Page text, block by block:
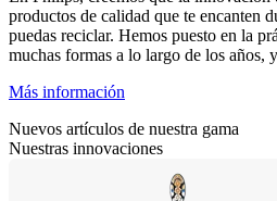
productos de calidad que te encanten
puedas reciclar. Hemos puesto en la
muchas formas a lo largo de los años,
Más información
Nuevos artículos de nuestra gama
Nuestras innovaciones